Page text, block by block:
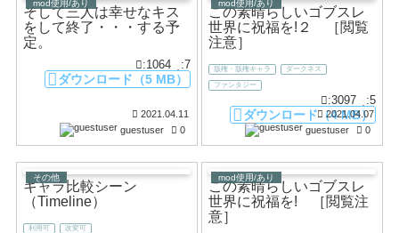
mod使用/あり
そして三人は幸せなキス
をして終了・・・する予
定。
:1064 :7
2021.04.11
guestuser
0
ダウンロード（5 MB）
mod使用/あり
この素晴らしいゴブスレ
世界に祝福を!２ ［閲覧
注意］
版権・版権キャラ
ダークネス
ファンタジー
:3097 :5
2021.04.07
guestuser
0
ダウンロード（4 MB）
その他
キャラ比較シーン
（Timeline）
利用可 改変可
mod使用/あり
この素晴らしいゴブスレ
世界に祝福を! ［閲覧注
意］